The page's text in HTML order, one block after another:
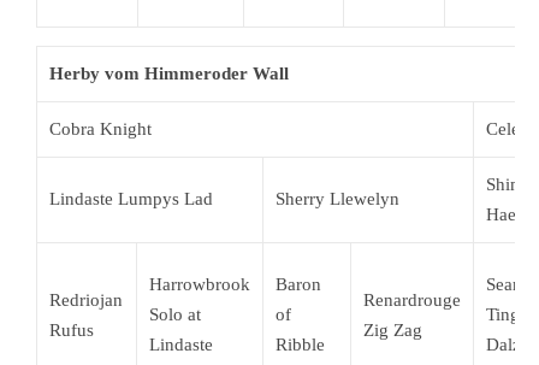
Herby vom Himmeroder Wall
Cobra Knight
Lindaste Lumpys Lad Sherry Llewelyn
Redriojan
Rufus
Harrowbrook
Solo at
Lindaste
Baron
of
Ribble
Renardrouge
Zig Zag
Tings
Dalziel